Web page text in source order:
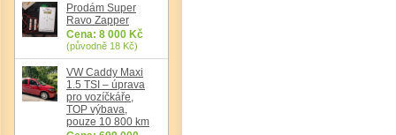
Prodám Super
Ravo Zapper
Cena: 8 000 Kč
(původně 18 Kč)
VW Caddy Maxi
1.5 TSI – úprava
pro vozíčkáře,
TOP výbava,
pouze 10 800 km